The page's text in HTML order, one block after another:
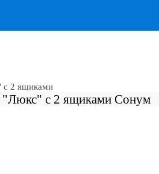
с 2 ящиками
"Люкс" с 2 ящиками Сонум